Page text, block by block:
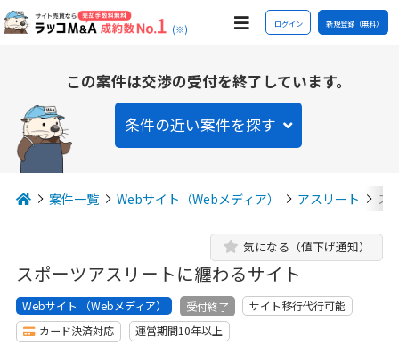
(※) ログイン 新規登録（無料）
この案件は交渉の受付を終了しています。
条件の近い案件を探す
案件一覧 Webサイト（Webメディア） アスリート ス
スポーツアスリートに纏わるサイト
気になる（値下げ通知）
Webサイト （Webメディア） 受付終了
サイト移行代行可能
カード決済対応
運営期間10年以上